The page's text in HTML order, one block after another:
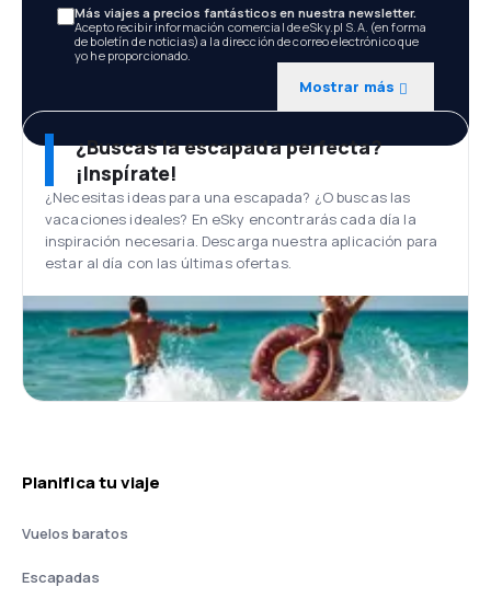
Más viajes a precios fantásticos en nuestra newsletter.
Acepto recibir información comercial de eSky.pl S.A. (en forma
de boletín de noticias) a la dirección de correo electrónico que
yo he proporcionado.
Mostrar más
¿Buscas la escapada perfecta?
¡Inspírate!
¿Necesitas ideas para una escapada? ¿O buscas las
vacaciones ideales? En eSky encontrarás cada día la
inspiración necesaria. Descarga nuestra aplicación para
estar al día con las últimas ofertas.
Planifica tu viaje
Vuelos baratos
Escapadas